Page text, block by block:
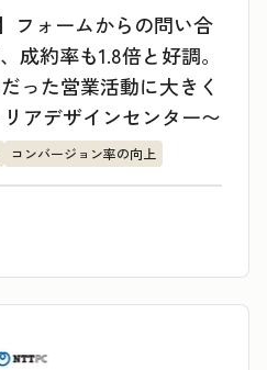
フォームからの問い合
成約率も1.8倍と好調。
った営業活動に大きく
アデザインセンター〜
コンバージョン率の向上